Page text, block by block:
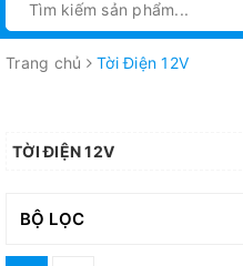
Trang chủ Tời Điện 12V
TỜI ĐIỆN 12V
BỘ LỌC